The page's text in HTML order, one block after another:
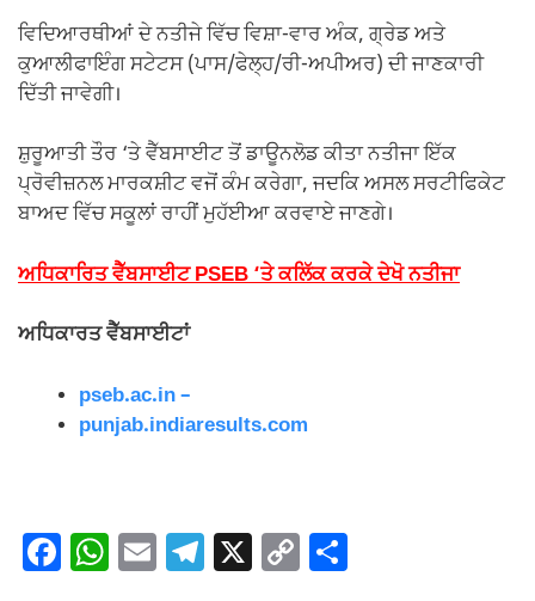
ਵਿਦਿਆਰਥੀਆਂ ਦੇ ਨਤੀਜੇ ਵਿੱਚ ਵਿਸ਼ਾ-ਵਾਰ ਅੰਕ, ਗ੍ਰੇਡ ਅਤੇ
ਕੁਆਲੀਫਾਇੰਗ ਸਟੇਟਸ (ਪਾਸ/ਫੇਲ੍ਹ/ਰੀ-ਅਪੀਅਰ) ਦੀ ਜਾਣਕਾਰੀ
ਦਿੱਤੀ ਜਾਵੇਗੀ।
ਸ਼ੁਰੂਆਤੀ ਤੌਰ ‘ਤੇ ਵੈੱਬਸਾਈਟ ਤੋਂ ਡਾਊਨਲੋਡ ਕੀਤਾ ਨਤੀਜਾ ਇੱਕ
ਪ੍ਰੋਵੀਜ਼ਨਲ ਮਾਰਕਸ਼ੀਟ ਵਜੋਂ ਕੰਮ ਕਰੇਗਾ, ਜਦਕਿ ਅਸਲ ਸਰਟੀਫਿਕੇਟ
ਬਾਅਦ ਵਿੱਚ ਸਕੂਲਾਂ ਰਾਹੀਂ ਮੁਹੱਈਆ ਕਰਵਾਏ ਜਾਣਗੇ।
ਅਧਿਕਾਰਿਤ ਵੈੱਬਸਾਈਟ PSEB ‘ਤੇ ਕਲਿੱਕ ਕਰਕੇ ਦੇਖੋ ਨਤੀਜਾ
ਅਧਿਕਾਰਤ ਵੈੱਬਸਾਈਟਾਂ
pseb.ac.in –
punjab.indiaresults.com
F W E T X C